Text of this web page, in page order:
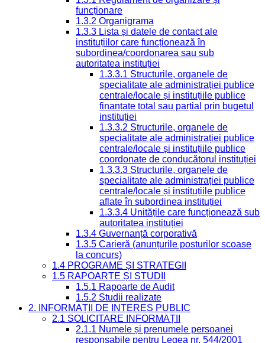
funcționare
1.3.2 Organigrama
1.3.3 Lista și datele de contact ale
instituțiilor care funcționează în
subordinea/coordonarea sau sub
autoritatea instituției
1.3.3.1 Structurile, organele de
specialitate ale administrației publice
centrale/locale și instituțiile publice
finanțate total sau parțial prin bugetul
instituției
1.3.3.2 Structurile, organele de
specialitate ale administrației publice
centrale/locale și instituțiile publice
coordonate de conducătorul instituției
1.3.3.3 Structurile, organele de
specialitate ale administrației publice
centrale/locale și instituțiile publice
aflate în subordinea instituției
1.3.3.4 Unitățile care funcționează sub
autoritatea instituției
1.3.4 Guvernanță corporativă
1.3.5 Carieră (anunțurile posturilor scoase
la concurs)
1.4 PROGRAME ȘI STRATEGII
1.5 RAPOARTE ȘI STUDII
1.5.1 Rapoarte de Audit
1.5.2 Studii realizate
2. INFORMAȚII DE INTERES PUBLIC
2.1 SOLICITARE INFORMAȚII
2.1.1 Numele și prenumele persoanei
responsabile pentru Legea nr. 544/2001